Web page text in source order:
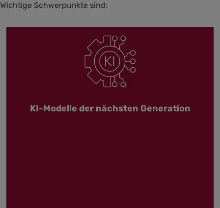
Wichtige Schwerpunkte sind:
KI-Modelle der nächsten Generation